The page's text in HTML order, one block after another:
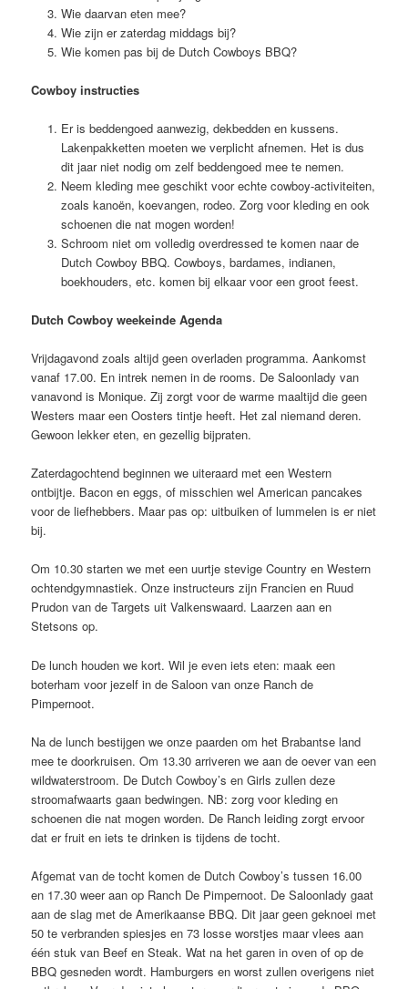
Wie daarvan eten mee?
Wie zijn er zaterdag middags bij?
Wie komen pas bij de Dutch Cowboys BBQ?
Cowboy instructies
Er is beddengoed aanwezig, dekbedden en kussens.
Lakenpakketten moeten we verplicht afnemen. Het is dus
dit jaar niet nodig om zelf beddengoed mee te nemen.
Neem kleding mee geschikt voor echte cowboy-activiteiten,
zoals kanoën, koevangen, rodeo. Zorg voor kleding en ook
schoenen die nat mogen worden!
Schroom niet om volledig overdressed te komen naar de
Dutch Cowboy BBQ. Cowboys, bardames, indianen,
boekhouders, etc. komen bij elkaar voor een groot feest.
Dutch Cowboy weekeinde Agenda
Vrijdagavond zoals altijd geen overladen programma. Aankomst
vanaf 17.00. En intrek nemen in de rooms. De Saloonlady van
vanavond is Monique. Zij zorgt voor de warme maaltijd die geen
Westers maar een Oosters tintje heeft. Het zal niemand deren.
Gewoon lekker eten, en gezellig bijpraten.
Zaterdagochtend beginnen we uiteraard met een Western
ontbijtje. Bacon en eggs, of misschien wel American pancakes
voor de liefhebbers. Maar pas op: uitbuiken of lummelen is er niet
bij.
Om 10.30 starten we met een uurtje stevige Country en Western
ochtendgymnastiek. Onze instructeurs zijn Francien en Ruud
Prudon van de Targets uit Valkenswaard. Laarzen aan en
Stetsons op.
De lunch houden we kort. Wil je even iets eten: maak een
boterham voor jezelf in de Saloon van onze Ranch de
Pimpernoot.
Na de lunch bestijgen we onze paarden om het Brabantse land
mee te doorkruisen. Om 13.30 arriveren we aan de oever van een
wildwaterstroom. De Dutch Cowboy’s en Girls zullen deze
stroomafwaarts gaan bedwingen. NB: zorg voor kleding en
schoenen die nat mogen worden. De Ranch leiding zorgt ervoor
dat er fruit en iets te drinken is tijdens de tocht.
Afgemat van de tocht komen de Dutch Cowboy’s tussen 16.00
en 17.30 weer aan op Ranch De Pimpernoot. De Saloonlady gaat
aan de slag met de Amerikaanse BBQ. Dit jaar geen geknoei met
50 te verbranden spiesjes en 73 losse worstjes maar vlees aan
één stuk van Beef en Steak. Wat na het garen in oven of op de
BBQ gesneden wordt. Hamburgers en worst zullen overigens niet